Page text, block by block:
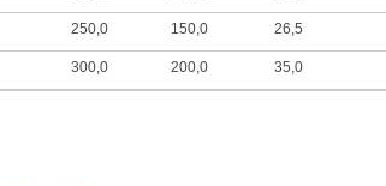
250,0 150,0 26,5
300,0 200,0 35,0